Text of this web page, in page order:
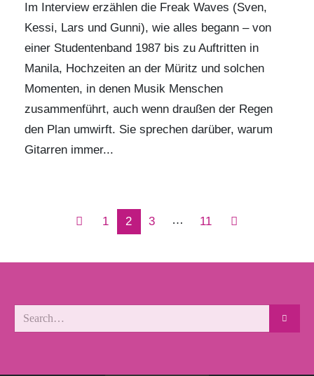
Im Interview erzählen die Freak Waves (Sven,
Kessi, Lars und Gunni), wie alles begann – von
einer Studentenband 1987 bis zu Auftritten in
Manila, Hochzeiten an der Müritz und solchen
Momenten, in denen Musik Menschen
zusammenführt, auch wenn draußen der Regen
den Plan umwirft. Sie sprechen darüber, warum
Gitarren immer...
1 2 3 … 11